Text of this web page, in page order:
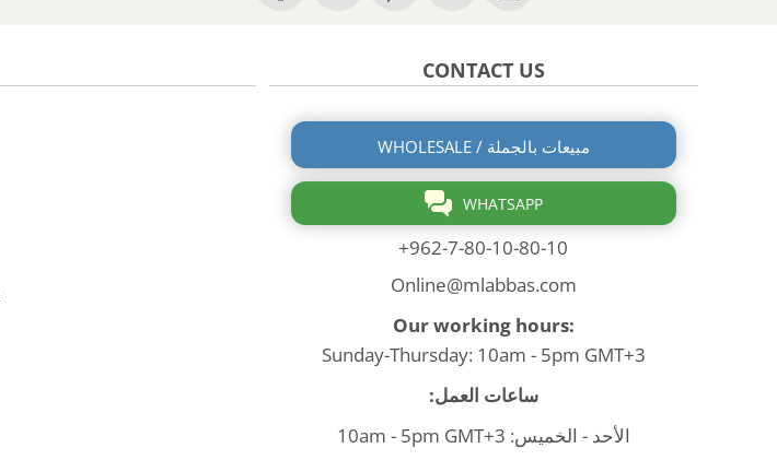
CONTACT US
WHOLESALE / مبيعات بالجملة
WHATSAPP
+962-7-80-10-80-10
Online@mlabbas.com
Our working hours:
Sunday-Thursday: 10am - 5pm GMT+3
ساعات العمل:
الأحد - الخميس: 10am - 5pm GMT+3